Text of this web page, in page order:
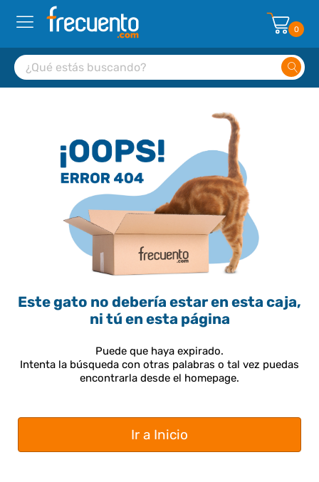
0
Este gato no debería estar en esta caja,
ni tú en esta página
Puede que haya expirado.
Intenta la búsqueda con otras palabras o tal vez puedas
encontrarla desde el homepage.
Ir a Inicio